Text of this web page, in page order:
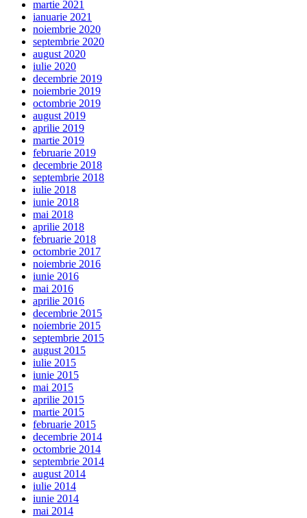
martie 2021
ianuarie 2021
noiembrie 2020
septembrie 2020
august 2020
iulie 2020
decembrie 2019
noiembrie 2019
octombrie 2019
august 2019
aprilie 2019
martie 2019
februarie 2019
decembrie 2018
septembrie 2018
iulie 2018
iunie 2018
mai 2018
aprilie 2018
februarie 2018
octombrie 2017
noiembrie 2016
iunie 2016
mai 2016
aprilie 2016
decembrie 2015
noiembrie 2015
septembrie 2015
august 2015
iulie 2015
iunie 2015
mai 2015
aprilie 2015
martie 2015
februarie 2015
decembrie 2014
octombrie 2014
septembrie 2014
august 2014
iulie 2014
iunie 2014
mai 2014